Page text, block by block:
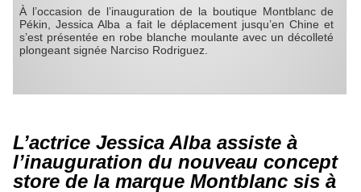
À l’occasion de l’inauguration de la boutique Montblanc de
Pékin, Jessica Alba a fait le déplacement jusqu’en Chine et
s’est présentée en robe blanche moulante avec un décolleté
plongeant signée Narciso Rodriguez.
L’actrice Jessica Alba assiste à
l’inauguration du nouveau concept
store de la marque Montblanc sis à